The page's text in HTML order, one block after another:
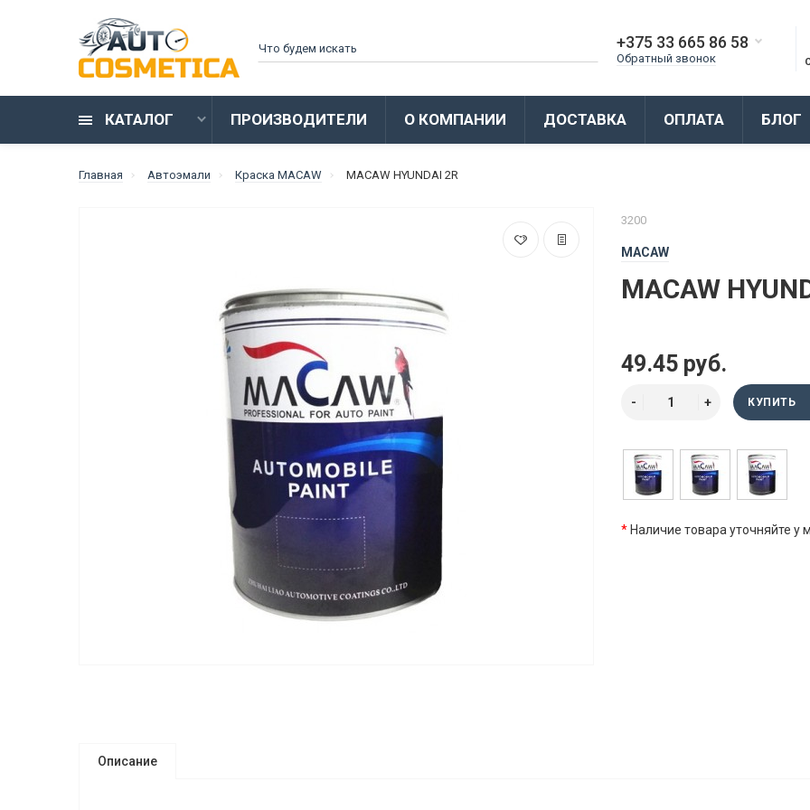
+375 33 665 86 58
Обратный звонок
КАТАЛОГ ПРОИЗВОДИТЕЛИ О КОМПАНИИ ДОСТАВКА ОПЛАТА БЛОГ
Главная Автоэмали Краска MACAW MACAW HYUNDAI 2R
3200
MACAW
MACAW
49.45 руб.
КУПИТЬ
* Наличие товара уточняйте у
Описание